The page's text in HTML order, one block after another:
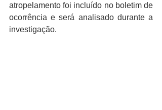
atropelamento foi incluído no boletim de
ocorrência e será analisado durante a
investigação.